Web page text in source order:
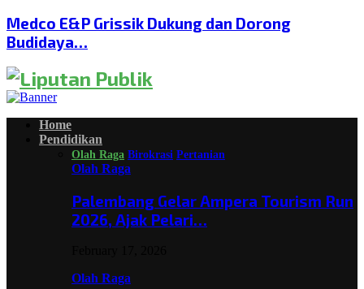
Medco E&P Grissik Dukung dan Dorong
Budidaya…
Home
Pendidikan
Olah Raga Birokrasi Pertanian
Olah Raga
Palembang Gelar Ampera Tourism Run
2026, Ajak Pelari…
Olah Raga